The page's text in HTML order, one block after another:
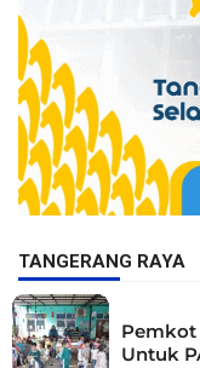
TANGERANG RAYA
Pemkot
Untuk